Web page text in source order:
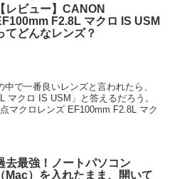
【レビュー】CANON
F2.8L マクロ IS USM
てどんなレンズ？
で一番良いレンズと言われたら、
マクロ IS USM」と答えるだろう。
マクロレンズ EF100mm F2.8L マク
去最強！ノートパソコン
（Mac）を入れたまま、開いて